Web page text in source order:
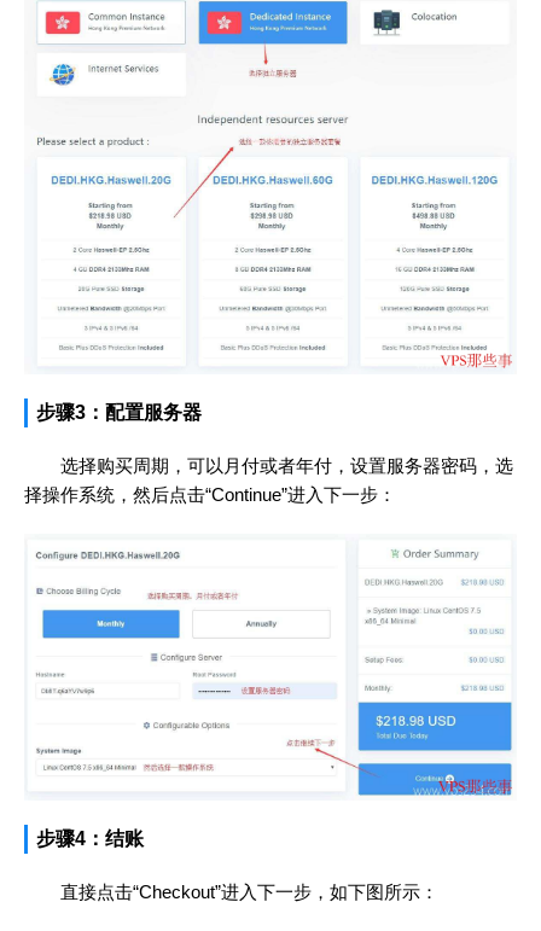
步骤3：配置服务器
选择购买周期，可以月付或者年付，设置服务器密码，选
择操作系统，然后点击“Continue”进入下一步：
步骤4：结账
直接点击“Checkout”进入下一步，如下图所示：